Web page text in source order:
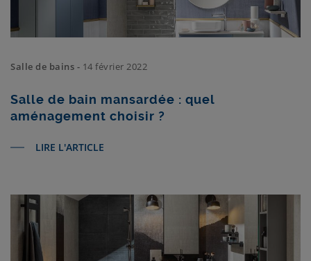
Salle de bains - 14 février 2022
Salle de bain mansardée : quel
aménagement choisir ?
LIRE L'ARTICLE